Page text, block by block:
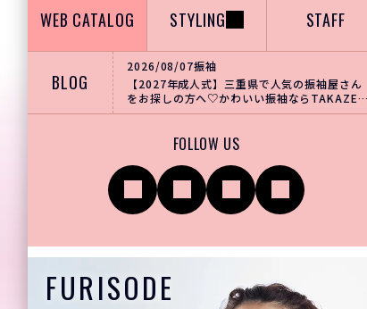
WEB CATALOG STYLING STAFF
BLOG
2026/08/07振袖
【2027年成人式】三重県で人気の振袖屋さん
をお探しの方へ♡かわいい振袖ならTAKAZEN
がおすすめ！
FOLLOW US
インスタ
グラム
TikTok Youtube X
FURISODE